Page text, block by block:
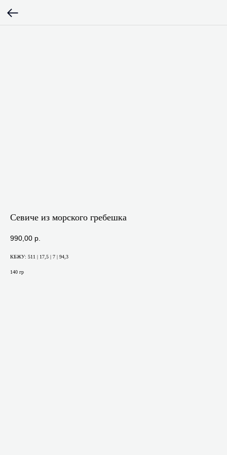
Севиче из морского гребешка
990,00 р.
КБЖУ: 511 | 17,5 | 7 | 94,3
140 гр